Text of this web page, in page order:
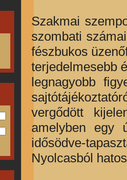
Szakmai
szombati
fészbukos
terjedelmesebb
legnagyobb
vergődött
amelyben egy
idősödve-
Nyolcasból